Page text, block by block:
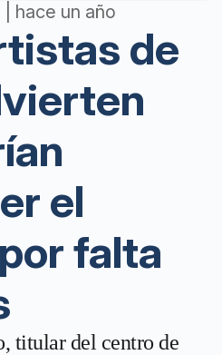
hace un año
de
el
falta
titular del centro de